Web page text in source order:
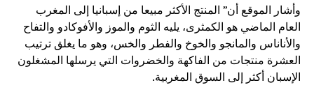
وأشار الموقع أن” المنتج الأكثر مبيعا من إسبانيا إلى المغرب
العام الماضي هو الكمثرى، يليه الثوم والموز والأفوكادو والتفاح
والأناناس والمانجو والخوخ والفطر والخس، وهو ما يغلق ترتيب
العشرة منتجات من الفاكهة والخضروات التي يرسلها المشغلون
الإسبان أكثر إلى السوق المغربية.